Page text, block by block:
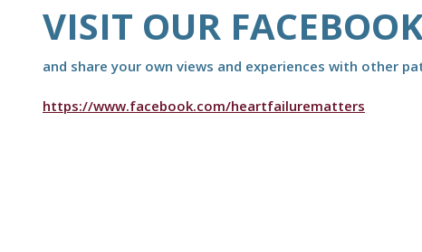
VISIT OUR
and share your own views and experiences with other
https://www.facebook.com/heartfailurematters